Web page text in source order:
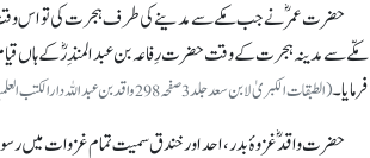
حضرت عمرؓ نے جب مکے سے مدینے کی طرف ہجرت کی تو اس
مکّے سے مدینہ ہجرت کے وقت حضرت رِفاعہ بن عبدالمنذِرؓ کے ہاں
فرمایا۔(الطبقات الکبریٰ لابن سعد جلد 3 صفحہ 298 واقد بن عبداللہ دارالکتب العلمیۃبیروت1990ء)
حضرت واقدؓ غزوۂ بدر، احد اور خندق سمیت تمام غزوات میں